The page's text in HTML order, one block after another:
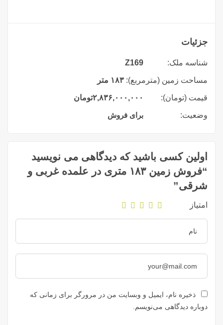
جزئیات
شناسه ملک: Z169
مساحت زمین (مترمربع): ۱۸۳ متر
قیمت (تومان): ۲,۸۳۶,۰۰۰,۰۰۰تومان
وضعیت: برای فروش
اولین کسی باشید که دیدگاهی می نویسید
“فروش زمین ۱۸۳ متری در علمده غربی و
شرقی”
امتیاز
ذخیره نام، ایمیل و وبسایت من در مرورگر برای زمانی که
دوباره دیدگاهی می‌نویسم.